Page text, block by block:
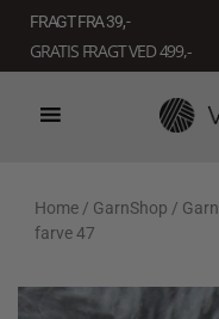
indholdet
FRAGT FRA 39, -
GRATIS FRAGT VED 499,-
Home / GarnShop / Garn
farve 47